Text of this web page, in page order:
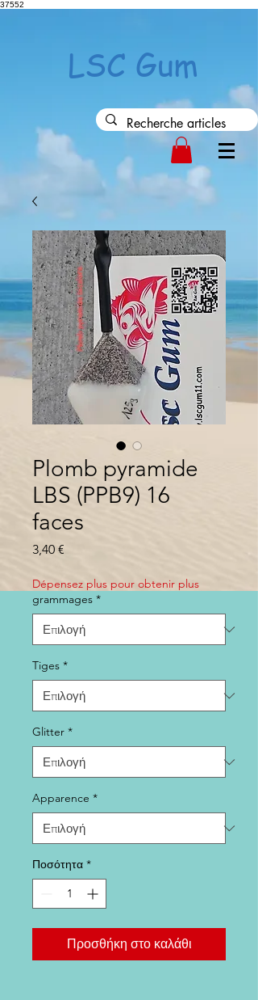
37552
LSC Gum
Plomb pyramide
LBS (PPB9) 16
faces
3,40 €
Dépensez plus pour obtenir plus
grammages *
Tiges *
Glitter *
Apparence *
Ποσότητα *
Προσθήκη στο καλάθι